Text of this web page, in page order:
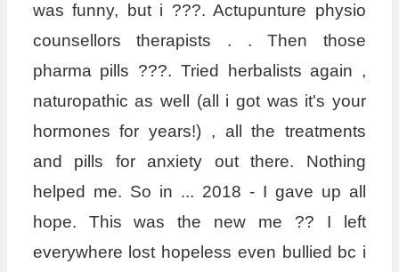
was funny, but i ???. Actupunture physio
counsellors therapists . . Then those
pharma pills ???. Tried herbalists again ,
naturopathic as well (all i got was it's your
hormones for years!) , all the treatments
and pills for anxiety out there. Nothing
helped me. So in ... 2018 - I gave up all
hope. This was the new me ?? I left
everywhere lost hopeless even bullied bc i